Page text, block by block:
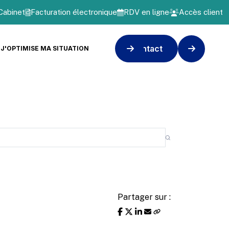
Facturation électronique RDV en ligne Accès client
J'OPTIMISE MA SITUATION Contact
Partager sur :